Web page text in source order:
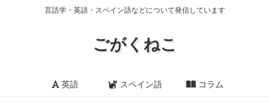
言語学・英語・スペイン語などについて発信しています
ごがくねこ
英語 スペイン語 コラム